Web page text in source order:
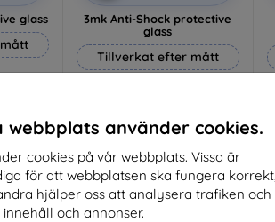
webbplats använder cookies.
cookies på vår webbplats. Vissa är
för att webbplatsen ska fungera korrekt,
hjälper oss att analysera trafiken och
och annonser.
glass
3mk Anti-Shock protective
glass
Tillverkat efter mått
I lager > 5 st
-5%